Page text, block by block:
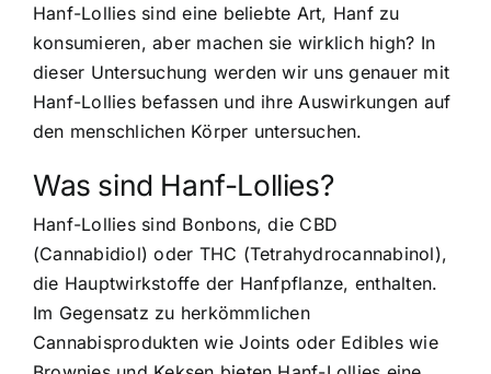
Hanf-Lollies sind eine beliebte Art, Hanf zu
konsumieren, aber machen sie wirklich high? In
dieser Untersuchung werden wir uns genauer mit
Hanf-Lollies befassen und ihre Auswirkungen auf
den menschlichen Körper untersuchen.
Was sind Hanf-Lollies?
Hanf-Lollies sind Bonbons, die CBD
(Cannabidiol) oder THC (Tetrahydrocannabinol),
die Hauptwirkstoffe der Hanfpflanze, enthalten.
Im Gegensatz zu herkömmlichen
Cannabisprodukten wie Joints oder Edibles wie